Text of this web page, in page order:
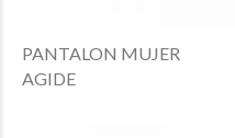
PANTALON MUJER
AGIDE